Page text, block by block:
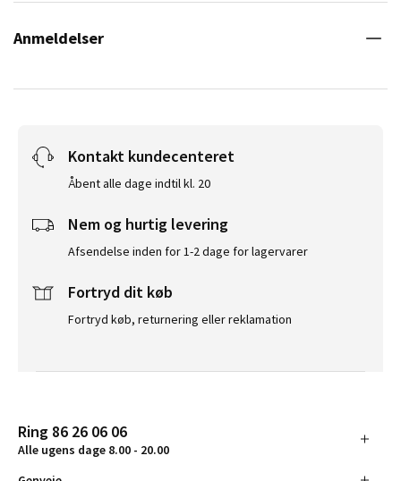
Anmeldelser
Kontakt kundecenteret
Åbent alle dage indtil kl. 20
Nem og hurtig levering
Afsendelse inden for 1-2 dage for lagervarer
Fortryd dit køb
Fortryd køb, returnering eller reklamation
Ring 86 26 06 06
Alle ugens dage 8.00 - 20.00